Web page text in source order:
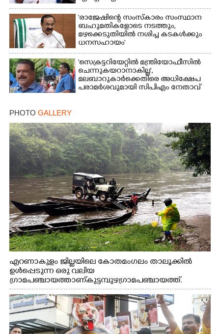
'രാജേഷിന്റെ സംസ്കാരം സംസ്ഥാന
ബഹുമതികളോടെ നടത്തും,
മഴക്കെടുതിയിൽ നശിച്ച കടകൾക്കും
ധനസഹായം'
'സെക്രട്ടറിയേറ്റിൽ മന്ത്രിയോഫീസിൽ
ചെന്നുകയറാനാകില്ല',
മലബാറുകാർക്കെതിരെ അധിക്ഷേപ
പരാമർശവുമായി സിപിഎം നേതാവ്‌
PHOTO GALLERY
എറണാകുളം ജില്ലയിലെ കോതമംഗലം താലൂക്കിൽ
ഉൾപ്പെടുന്ന ഒരു വലിയ
ഗ്രാമപഞ്ചായത്താണ് കുട്ടമ്പുഴ ഗ്രാമ പഞ്ചായത്ത്.
ആദിവാസി ഊരുകളായ വെള്ളാരംകുത്ത്, കത്തിപ്പാറ,
ഉറിയംപെട്ടി, തേക്കല്ല്, വെട്ടിക്കല്ല്, മഞ്ചപ്പാറ എന്നീ ആറു
സ്ഥലങ്ങളിലേക്കുള്ള പ്രധാന സഞ്ചാര മാർഗമാണ് ഈ
കാണുന്ന കടത്ത് വള്ളം